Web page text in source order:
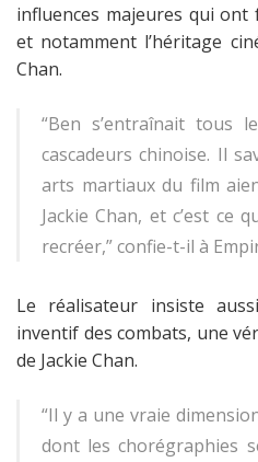
influences majeures qui
et notamment l’héritage
Chan.
“Ben s’entraînait tous
cascadeurs chinoise. Il
arts martiaux du film
Jackie Chan, et c’est ce
recréer,” confie-t-il à
Le réalisateur insiste
inventif des combats, une
de Jackie Chan.
“Il y a une vraie
dont les chorégraphies